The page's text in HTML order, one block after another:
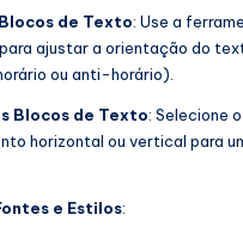
de Texto: Use a
ajustar a orientação do
ou anti-horário).
Blocos de Texto: Selecione o
horizontal ou vertical para
e Estilos: